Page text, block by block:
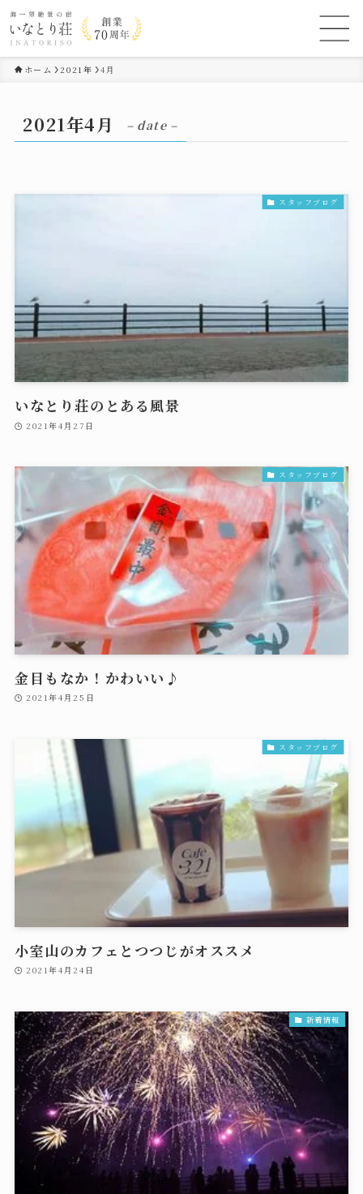
ホーム 2021年 4月
2021年4月 – date –
スタッフブログ
いなとり荘のとある風景
2021年4月27日
スタッフブログ
金目もなか！かわいい♪
2021年4月25日
スタッフブログ
小室山のカフェとつつじがオススメ
2021年4月24日
新着情報